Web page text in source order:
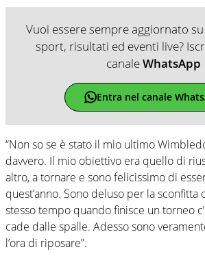
Vuoi essere sempre aggiornato
sport, risultati ed eventi live?
canaleWhatsApp
Entra nel canale
“Non so se è stato il mio ultimo
davvero. Il mio obiettivo era quello di
altro, a tornare e sono felicissimo di
quest’anno. Sono deluso per la sconfitta
stesso tempo quando finisce un torneo
cade dalle spalle. Adesso sono
l’ora di riposare”.